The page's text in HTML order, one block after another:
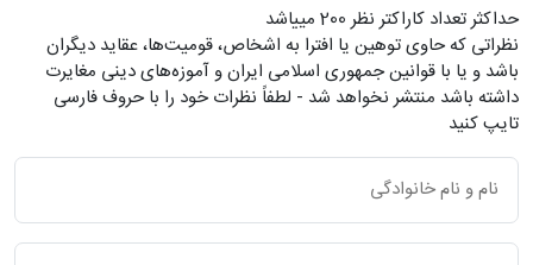
حداکثر تعداد کاراکتر نظر 200 ميياشد
نظراتی که حاوی توهین یا افترا به اشخاص، قومیت‌ها، عقاید دیگران
باشد و یا با قوانین جمهوری اسلامی ایران و آموزه‌های دینی مغایرت
داشته باشد منتشر نخواهد شد - لطفاً نظرات خود را با حروف فارسی
تایپ کنید